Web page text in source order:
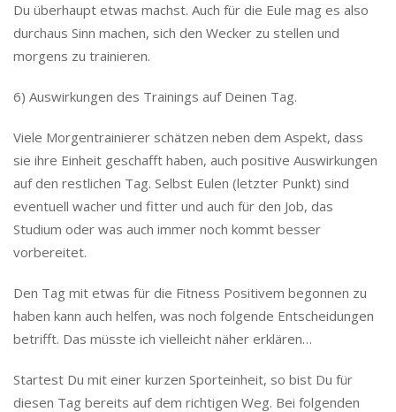
Du überhaupt etwas machst. Auch für die Eule mag es also
durchaus Sinn machen, sich den Wecker zu stellen und
morgens zu trainieren.
6) Auswirkungen des Trainings auf Deinen Tag.
Viele Morgentrainierer schätzen neben dem Aspekt, dass
sie ihre Einheit geschafft haben, auch positive Auswirkungen
auf den restlichen Tag. Selbst Eulen (letzter Punkt) sind
eventuell wacher und fitter und auch für den Job, das
Studium oder was auch immer noch kommt besser
vorbereitet.
Den Tag mit etwas für die Fitness Positivem begonnen zu
haben kann auch helfen, was noch folgende Entscheidungen
betrifft. Das müsste ich vielleicht näher erklären…
Startest Du mit einer kurzen Sporteinheit, so bist Du für
diesen Tag bereits auf dem richtigen Weg. Bei folgenden